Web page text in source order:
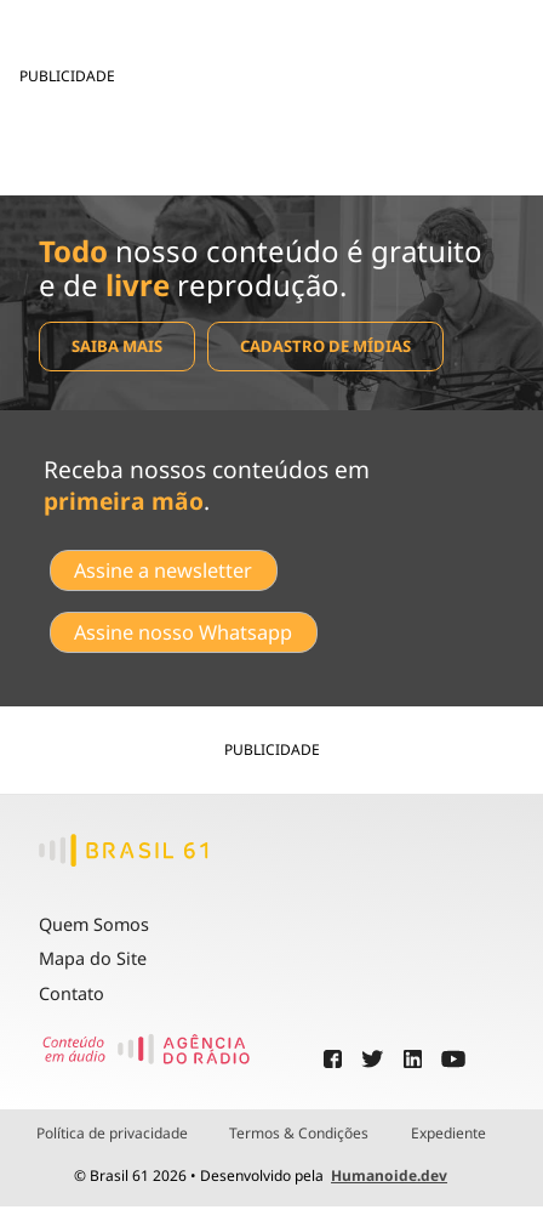
PUBLICIDADE
Todo nosso conteúdo é gratuito
e de livrereprodução.
SAIBA MAIS CADASTRO DE MÍDIAS
Receba nossos conteúdos em
primeira mão.
Assine a newsletter
Assine nosso Whatsapp
PUBLICIDADE
Quem Somos
Mapa do Site
Contato
Política de privacidade Termos & Condições Expediente
© Brasil 61 2026 • Desenvolvido pela Humanoide.dev